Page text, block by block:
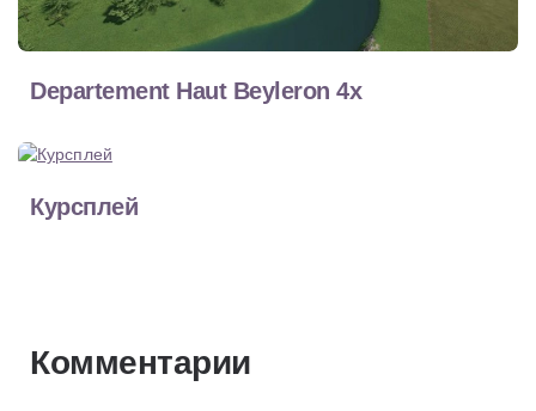
Departement Haut Beyleron 4x
Курсплей
Комментарии